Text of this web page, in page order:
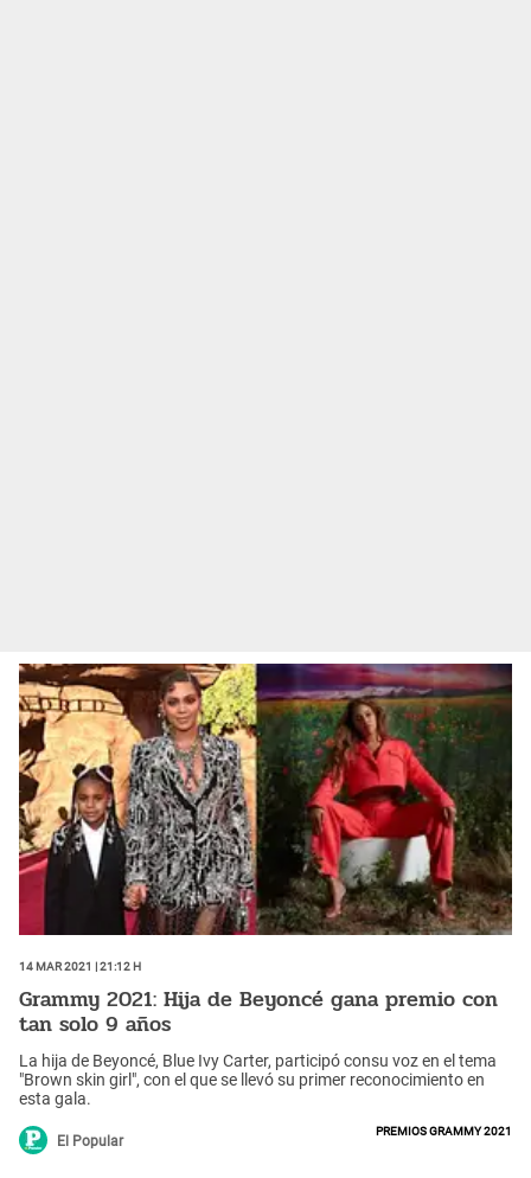
14 Mar 2021 | 21:12 h
Grammy 2021: Hija de Beyoncé gana premio con
tan solo 9 años
La hija de Beyoncé, Blue Ivy Carter, participó consu voz en el tema
"Brown skin girl", con el que se llevó su primer reconocimiento en
esta gala.
El Popular
Premios Grammy 2021